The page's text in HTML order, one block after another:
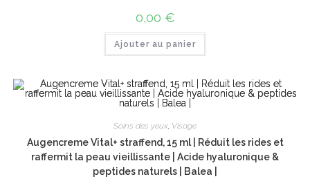
0,00 €
Ajouter au panier
Soins des yeux, Visage
Augencreme Vital+ straffend, 15 ml | Réduit les rides et
raffermit la peau vieillissante | Acide hyaluronique &
peptides naturels | Balea |